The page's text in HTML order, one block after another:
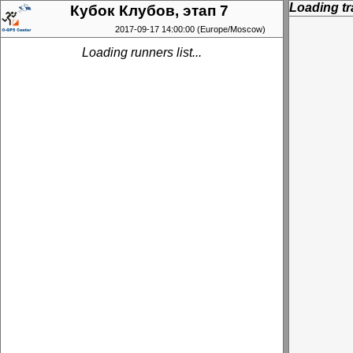
Кубок Клубов, этап 7
2017-09-17 14:00:00 (Europe/Moscow)
Loading runners list...
Loading